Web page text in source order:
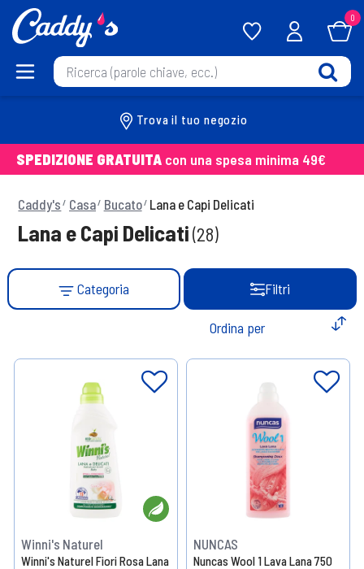
0
Trova il tuo negozio
SPEDIZIONE GRATUITA con una spesa minima 49€
Caddy's Casa Bucato Lana e Capi Delicati
Lana e Capi Delicati(28)
Categoria Filtri
Winni's Naturel
Winni's Naturel Fiori Rosa Lana
NUNCAS
Nuncas Wool 1 Lava Lana 750